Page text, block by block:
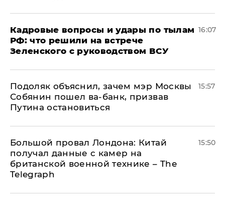
Кадровые вопросы и удары по тылам
РФ: что решили на встрече
Зеленского с руководством ВСУ
16:07
Подоляк объяснил, зачем мэр Москвы
Собянин пошел ва-банк, призвав
Путина остановиться
15:57
Большой провал Лондона: Китай
получал данные с камер на
британской военной технике – The
Telegraph
15:50